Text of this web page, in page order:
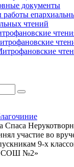
документы
чтений
Спаса
участие во
9-х
СОШ №2»